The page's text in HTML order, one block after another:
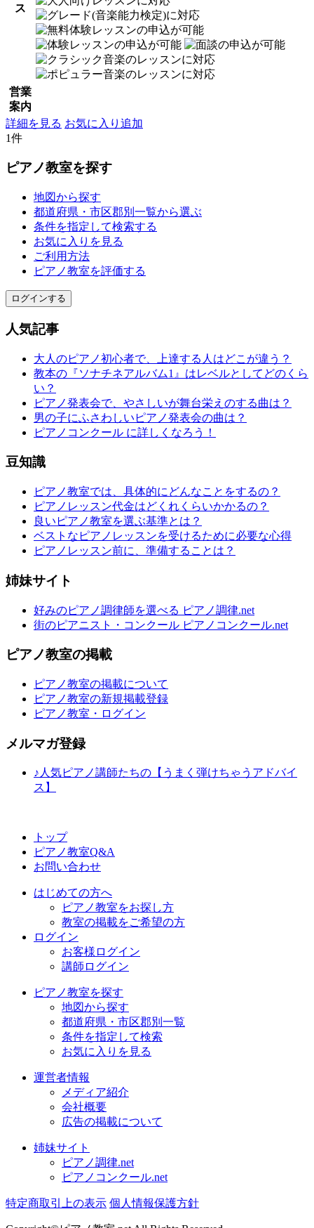
ス
営業
案内
詳細を見る お気に入り追加
1件
ピアノ教室を探す
地図から探す
都道府県・市区郡別一覧から選ぶ
条件を指定して検索する
お気に入りを見る
ご利用方法
ピアノ教室を評価する
ログインする
人気記事
大人のピアノ初心者で、上達する人はどこが違う？
教本の『ソナチネアルバム1』はレベルとしてどのくら
い？
ピアノ発表会で、やさしいが舞台栄えのする曲は？
男の子にふさわしいピアノ発表会の曲は？
ピアノコンクール に詳しくなろう！
豆知識
ピアノ教室では、具体的にどんなことをするの？
ピアノレッスン代金はどくれくらいかかるの？
良いピアノ教室を選ぶ基準とは？
ベストなピアノレッスンを受けるために必要な心得
ピアノレッスン前に、準備することは？
姉妹サイト
好みのピアノ調律師を選べる ピアノ調律.net
街のピアニスト・コンクール ピアノコンクール.net
ピアノ教室の掲載
ピアノ教室の掲載について
ピアノ教室の新規掲載登録
ピアノ教室・ログイン
メルマガ登録
♪人気ピアノ講師たちの【うまく弾けちゃうアドバイ
ス】
トップ
ピアノ教室Q&A
お問い合わせ
はじめての方へ
ピアノ教室をお探し方
教室の掲載をご希望の方
ログイン
お客様ログイン
講師ログイン
ピアノ教室を探す
地図から探す
都道府県・市区郡別一覧
条件を指定して検索
お気に入りを見る
運営者情報
メディア紹介
会社概要
広告の掲載について
姉妹サイト
ピアノ調律.net
ピアノコンクール.net
特定商取引上の表示 個人情報保護方針